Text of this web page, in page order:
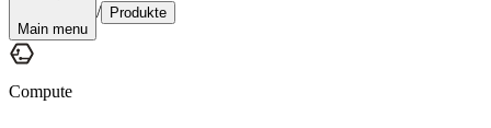
Main menu
/ Produkte
Compute